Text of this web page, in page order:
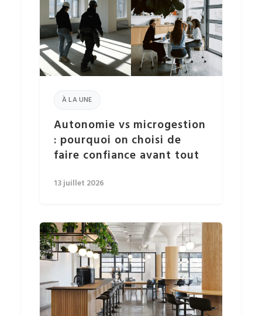
À LA UNE
Autonomie vs microgestion
: pourquoi on choisi de
faire confiance avant tout
13 juillet 2026